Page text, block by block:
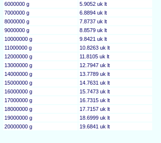
6000000 g
5.9052 uk lt
7000000 g
6.8894 uk lt
8000000 g
7.8737 uk lt
9000000 g
8.8579 uk lt
10000000 g
9.8421 uk lt
11000000 g
10.8263 uk lt
12000000 g
11.8105 uk lt
13000000 g
12.7947 uk lt
14000000 g
13.7789 uk lt
15000000 g
14.7631 uk lt
16000000 g
15.7473 uk lt
17000000 g
16.7315 uk lt
18000000 g
17.7157 uk lt
19000000 g
18.6999 uk lt
20000000 g
19.6841 uk lt